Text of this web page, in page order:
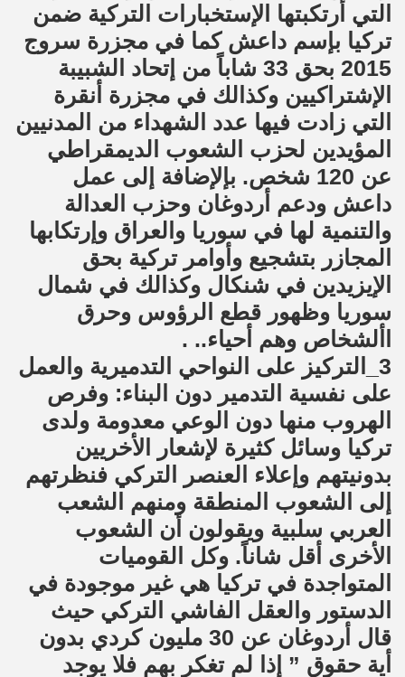
التي أرتكبتها الإستخبارات التركية ضمن
تركيا بإسم داعش كما في مجزرة سروج
2015 بحق 33 شاباً من إتحاد الشبيبة
الإشتراكيين وكذالك في مجزرة أنقرة
التي زادت فيها عدد الشهداء من المدنيين
المؤيدين لحزب الشعوب الديمقراطي
عن 120 شخص. بإلإضافة إلى عمل
داعش ودعم أردوغان وحزب العدالة
والتنمية لها في سوريا والعراق وإرتكابها
المجازر بتشجيع وأوامر تركية بحق
الإيزيدين في شنكال وكذالك في شمال
سوريا وظهور قطع الرؤوس وحرق
األشخاص وهم أحياء.. .
3_التركيز على النواحي التدميرية والعمل
على نفسية التدمير دون البناء: وفرص
الهروب منها دون الوعي معدومة ولدى
تركيا وسائل كثيرة لإشعار الأخريين
بدونيتهم وإعلاء العنصر التركي فنظرتهم
إلى الشعوب المنطقة ومنهم الشعب
العربي سلبية ويقولون أن الشعوب
الأخرى أقل شاناً. وكل القوميات
المتواجدة في تركيا هي غير موجودة في
الدستور والعقل الفاشي التركي حيث
قال أردوغان عن 30 مليون كردي بدون
أية حقوق ” إذا لم تغكر بهم فلا يوجد